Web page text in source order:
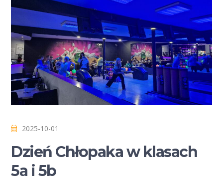
2025-10-01
Dzień Chłopaka w klasach
5a i 5b